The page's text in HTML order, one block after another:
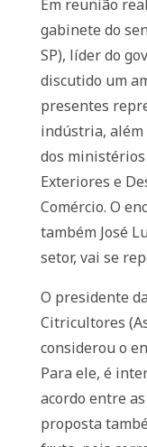
Em reunião
gabinete do
SP), líder do
discutido um
presentes
indústria,
dos
Exteriores e
Comércio. O
também José
setor, vai se
O presidente
Citricultores
considerou o
Para ele, é
acordo entre
proposta